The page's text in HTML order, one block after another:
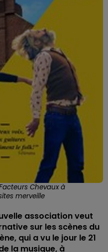
Chevaux à
merveille
association veut
sur les scènes du
qui a vu le jour le 21
la musique, à